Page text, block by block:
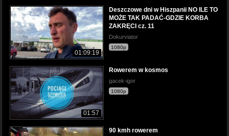
01:09:19
Deszczowe dni w Hiszpanii NO ILE TO
MOŻE TAK PADAĆ-GDZIE KORBA
ZAKRĘCI cz. 11
Dokurviator
1080p
01:57
Rowerem w kosmos
gacek-igor
1080p
90 kmh rowerem